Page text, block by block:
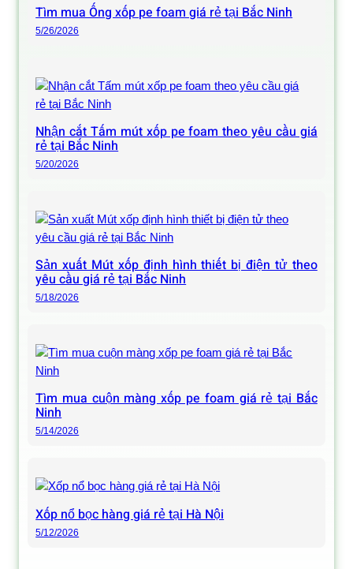
Tìm mua Ống xốp pe foam giá rẻ tại Bắc Ninh
5/26/2026
Nhận cắt Tấm mút xốp pe foam theo yêu cầu giá
rẻ tại Bắc Ninh
5/20/2026
Sản xuất Mút xốp định hình thiết bị điện tử theo
yêu cầu giá rẻ tại Bắc Ninh
5/18/2026
Tìm mua cuộn màng xốp pe foam giá rẻ tại Bắc
Ninh
5/14/2026
Xốp nổ bọc hàng giá rẻ tại Hà Nội
5/12/2026